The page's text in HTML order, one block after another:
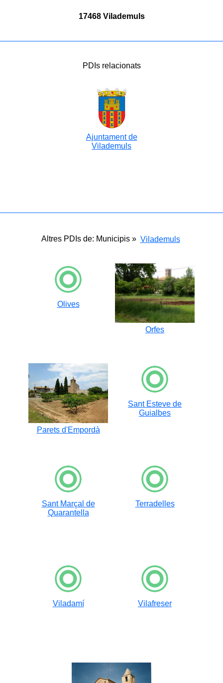
17468 Vilademuls
PDIs relacionats
Ajuntament de
Vilademuls
Altres PDIs de: Municipis » Vilademuls
Olives
Orfes
Parets d'Empordà
Sant Esteve de
Guialbes
Sant Marçal de
Quarantella
Terradelles
Viladamí Vilafreser